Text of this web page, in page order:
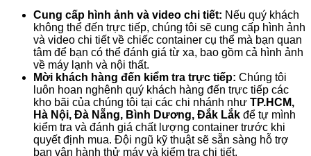
Cung cấp hình ảnh và video chi tiết: Nếu quý khách
không thể đến trực tiếp, chúng tôi sẽ cung cấp hình ảnh
và video chi tiết về chiếc container cụ thể mà bạn quan
tâm để bạn có thể đánh giá từ xa, bao gồm cả hình ảnh
về máy lạnh và nội thất.
Mời khách hàng đến kiểm tra trực tiếp: Chúng tôi
luôn hoan nghênh quý khách hàng đến trực tiếp các
kho bãi của chúng tôi tại các chi nhánh như TP.HCM,
Hà Nội, Đà Nẵng, Bình Dương, Đắk Lắk để tự mình
kiểm tra và đánh giá chất lượng container trước khi
quyết định mua. Đội ngũ kỹ thuật sẽ sẵn sàng hỗ trợ
bạn vận hành thử máy và kiểm tra chi tiết.